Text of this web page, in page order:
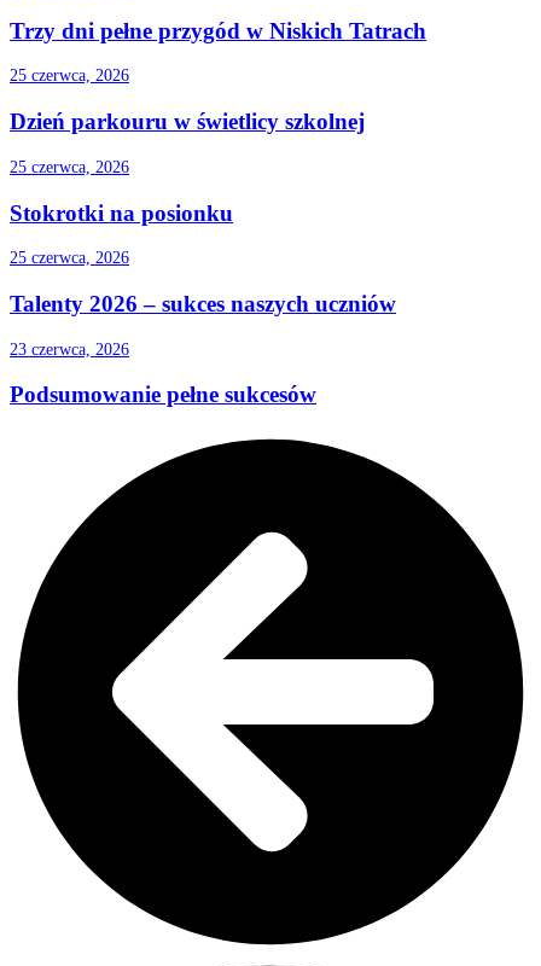
Trzy dni pełne przygód w Niskich Tatrach
25 czerwca, 2026
Dzień parkouru w świetlicy szkolnej
25 czerwca, 2026
Stokrotki na posionku
25 czerwca, 2026
Talenty 2026 – sukces naszych uczniów
23 czerwca, 2026
Podsumowanie pełne sukcesów